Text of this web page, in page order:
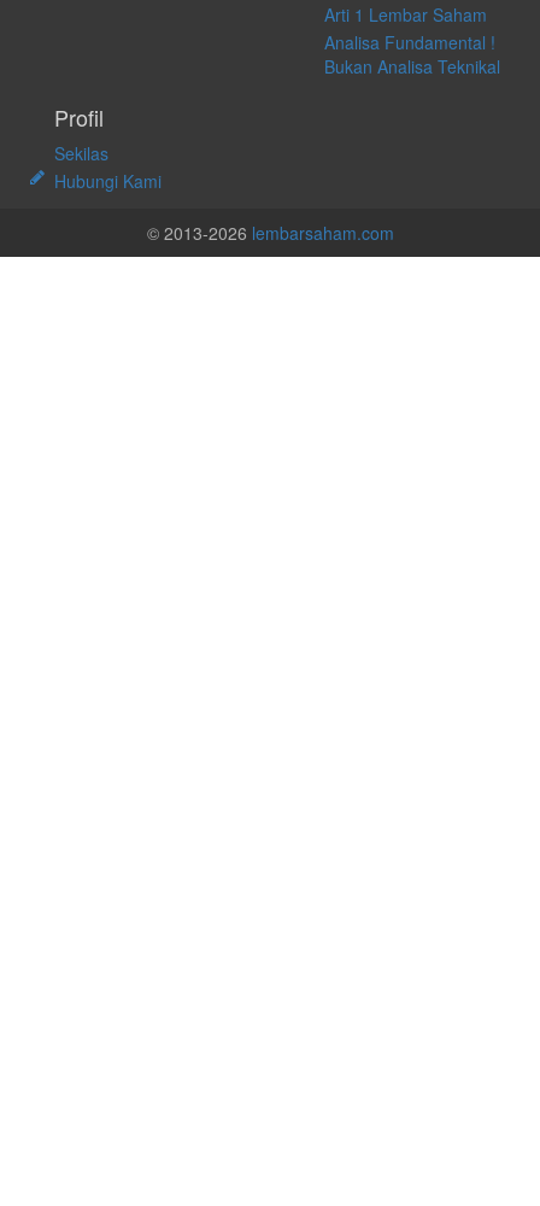
Arti 1 Lembar Saham
Analisa Fundamental !
Bukan Analisa Teknikal
Profil
Sekilas
Hubungi Kami
© 2013-2026 lembarsaham.com